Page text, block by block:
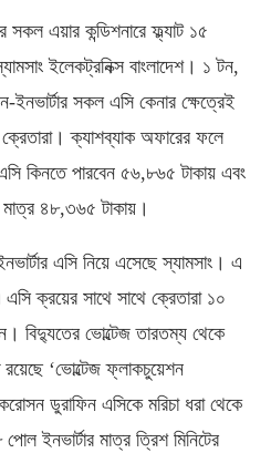
এয়ার কন্ডিশনারে ফ্ল্যাট ১৫
ইলেকট্রনিক্স বাংলাদেশ। ১ টন,
সকল এসি কেনার ক্ষেত্রেই
ক্যাশব্যাক অফারের ফলে
কিনতে পারবেন ৫৬,৮৬৫ টাকায় এবং
মাত্র ৪৮,৩৬৫ টাকায়।
এসি নিয়ে এসেছে স্যামসাং। এ
ক্রয়ের সাথে সাথে ক্রেতারা ১০
বিদ্যুতের ভোল্টেজ তারতম্য থেকে
রয়েছে ‘ভোল্টেজ ফ্লাকচুয়েশন
ডুরাফিন এসিকে মরিচা ধরা থেকে
ইনভার্টার মাত্র ত্রিশ মিনিটের